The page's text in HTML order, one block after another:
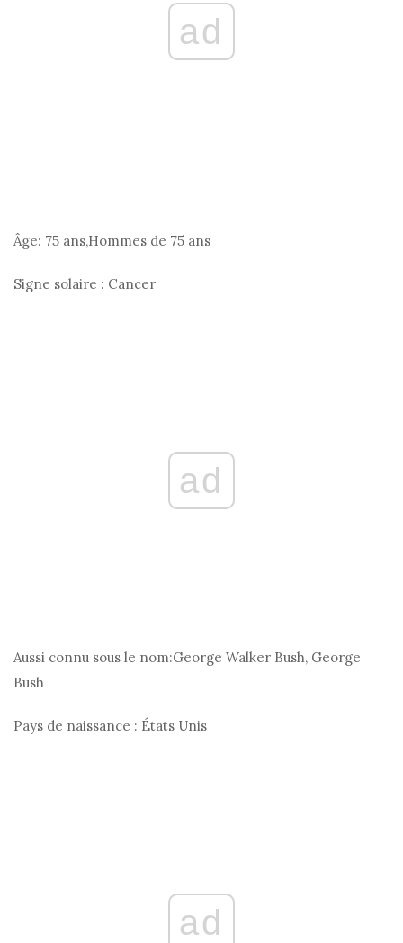
ad
Âge: 75 ans,Hommes de 75 ans
Signe solaire : Cancer
ad
Aussi connu sous le nom:George Walker Bush, George
Bush
Pays de naissance : États Unis
ad